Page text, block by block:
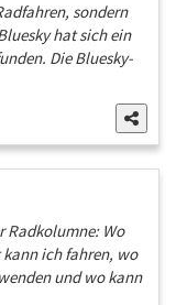
sondern
hat sich ein
Die Bluesky-
Radkolumne: Wo
kann ich fahren, wo
und wo kann